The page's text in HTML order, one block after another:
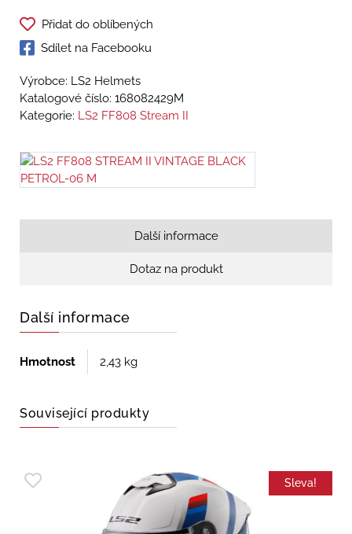
Přidat do oblíbených
Sdílet na Facebooku
Výrobce: LS2 Helmets
Katalogové číslo: 168082429M
Kategorie: LS2 FF808 Stream II
Další informace
Dotaz na produkt
Další informace
Hmotnost 2,43 kg
Související produkty
Sleva!